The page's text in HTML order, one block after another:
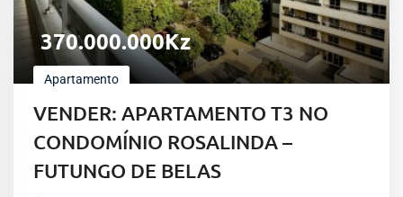
370.000.000Kz
Apartamento
VENDER: APARTAMENTO T3 NO
CONDOMÍNIO ROSALINDA –
FUTUNGO DE BELAS